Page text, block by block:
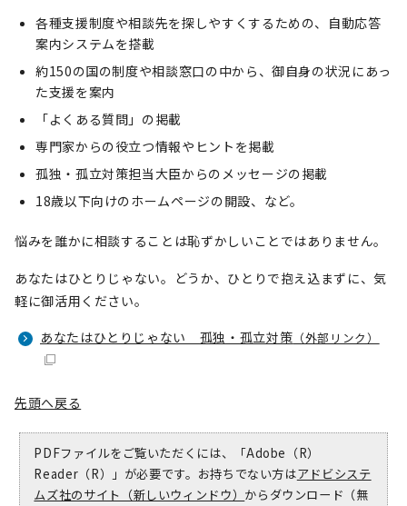
各種支援制度や相談先を探しやすくするための、自動応答
案内システムを搭載
約150の国の制度や相談窓口の中から、御自身の状況にあっ
た支援を案内
「よくある質問」の掲載
専門家からの役立つ情報やヒントを掲載
孤独・孤立対策担当大臣からのメッセージの掲載
18歳以下向けのホームページの開設、など。
悩みを誰かに相談することは恥ずかしいことではありません。
あなたはひとりじゃない。どうか、ひとりで抱え込まずに、気
軽に御活用ください。
あなたはひとりじゃない 孤独・孤立対策 （外部リンク）
先頭へ戻る
PDFファイルをご覧いただくには、「Adobe（R）
Reader（R）」が必要です。お持ちでない方はアドビシステ
ムズ社のサイト（新しいウィンドウ） からダウンロード（無